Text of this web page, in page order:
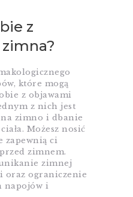
z
które mogą
z objawami
z nich jest
zimno i dbanie
Możesz nosić
zapewnią ci
zimnem.
zimnej
oraz ograniczenie
napojów i